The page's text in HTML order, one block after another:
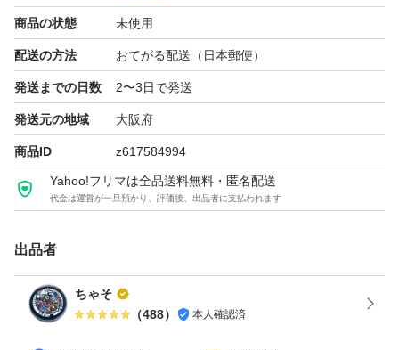
商品の状態 未使用
配送の方法 おてがる配送（日本郵便）
発送までの日数 2〜3日で発送
発送元の地域 大阪府
商品ID z617584994
Yahoo!フリマは全品送料無料・匿名配送
代金は運営が一旦預かり、評価後、出品者に支払われます
出品者
ちゃそ
（488） 本人確認済